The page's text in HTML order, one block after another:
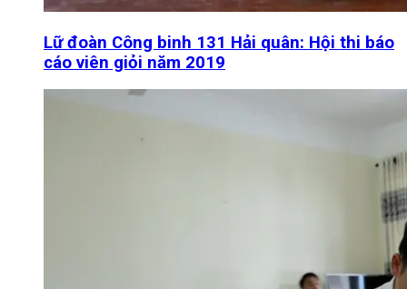
Lữ đoàn Công binh 131 Hải quân: Hội thi báo
cáo viên giỏi năm 2019